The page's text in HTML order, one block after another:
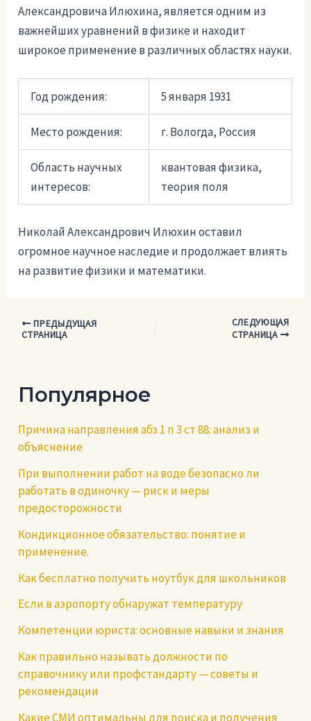
Александровича Илюхина, является одним из
важнейших уравнений в физике и находит
широкое применение в различных областях науки.
Год рождения: 5 января 1931
Место рождения: г. Вологда, Россия
Область научных
интересов:
квантовая физика,
теория поля
Николай Александрович Илюхин оставил
огромное научное наследие и продолжает влиять
на развитие физики и математики.
Навигация
ПРЕДЫДУЩАЯ
СТРАНИЦА
СЛЕДУЮЩАЯ
СТРАНИЦА
Популярное
Причина направления абз 1 п 3 ст 88: анализ и
объяснение
При выполнении работ на воде безопасно ли
работать в одиночку — риск и меры
предосторожности
Кондикционное обязательство: понятие и
применение.
Как бесплатно получить ноутбук для школьников
Если в аэропорту обнаружат температуру
Компетенции юриста: основные навыки и знания
Как правильно называть должности по
справочнику или профстандарту — советы и
рекомендации
Какие СМИ оптимальны для поиска и получения